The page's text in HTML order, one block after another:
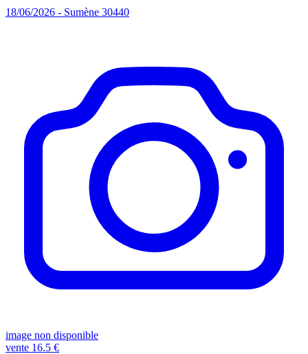
18/06/2026 - Sumène 30440
image non disponible
vente 16.5 €